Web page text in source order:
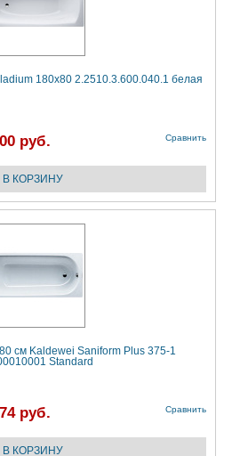
180x80 2.2510.3.600.040.1 белая
руб. Сравнить
см Kaldewei Saniform Plus 375-1
Standard
руб. Сравнить